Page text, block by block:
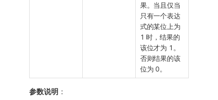
果。当且仅当
只有一个表达
式的某位上为
1 时，结果的
该位才为 1。
否则结果的该
位为 0。
参数说明 ：